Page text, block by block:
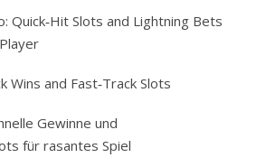
Quick‑Hit Slots and Lightning Bets
Wins and Fast‑Track Slots
Gewinne und
für rasantes Spiel